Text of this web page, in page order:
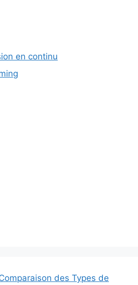
en continu
des Types de